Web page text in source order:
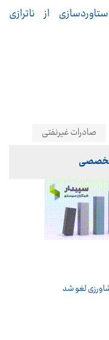
ستاوردسازی از ناترازی
صادرات غیرنفتی
تخصصی
لغو شد